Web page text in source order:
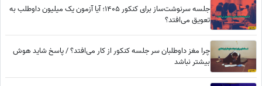
جلسه سرنوشت‌ساز برای کنکور 1405؛ آیا آزمون یک میلیون داوطلب به
تعویق می‌افتد؟
چرا مغز داوطلبان سر جلسه کنکور از کار می‌افتد؟ / پاسخ شاید هوش
بیشتر نباشد